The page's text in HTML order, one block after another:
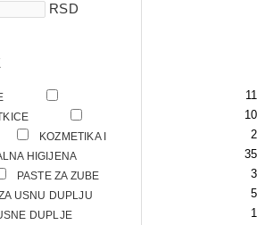
RSD
11
10
2
KOZMETIKA I
35
HIGIJENA 35
3
PASTE ZA ZUBE
5
USNU DUPLJU
3
DUPLJE 1